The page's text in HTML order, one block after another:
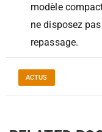
modèle
ne disposez
repassage.
ACTUS